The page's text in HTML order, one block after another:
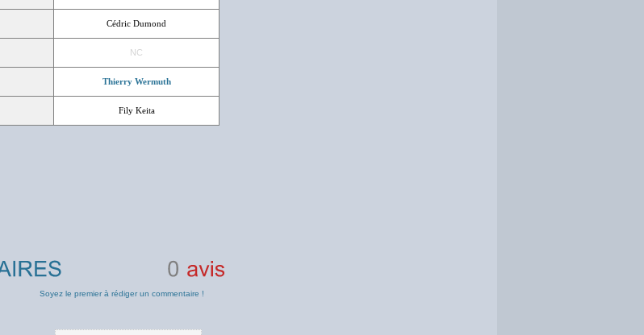
Cédric Dumond
NC
Thierry Wermuth
Fily Keita
Soyez le premier à rédiger un commentaire !